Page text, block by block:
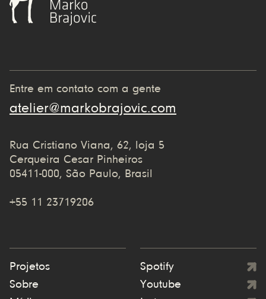
Entre em contato com a gente
atelier@markobrajovic.com
Rua Cristiano Viana, 62, loja 5
Cerqueira Cesar Pinheiros
05411-000, São Paulo, Brasil
+55 11 23719206
Projetos
Sobre
Spotify
Youtube